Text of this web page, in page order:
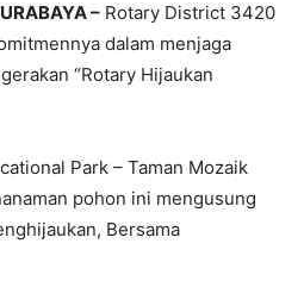
– Rotary District 3420
dalam menjaga
“Rotary Hijaukan
Park – Taman Mozaik
pohon ini mengusung
Bersama